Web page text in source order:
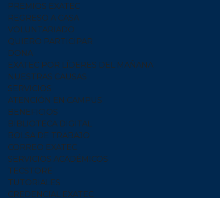
PREMIOS EXATEC
REGRESO A CASA
VOLUNTARIADO
QUIERO PARTICIPAR
DONA
EXATEC POR LÍDERES DEL MAÑANA
NUESTRAS CAUSAS
SERVICIOS
ATENCIÓN EN CAMPUS
BENEFICIOS
BIBLIOTECA DIGITAL
BOLSA DE TRABAJO
CORREO EXATEC
SERVICIOS ACADÉMICOS
TECSTORE
TUTORIALES
CREDENCIAL EXATEC